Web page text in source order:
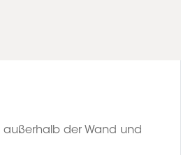
außerhalb der Wand und